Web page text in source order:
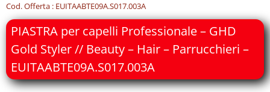
Cod. Offerta : EUITAABTE09A.S017.003A
PIASTRA per capelli Professionale – GHD
Gold Styler // Beauty – Hair – Parrucchieri –
EUITAABTE09A.S017.003A